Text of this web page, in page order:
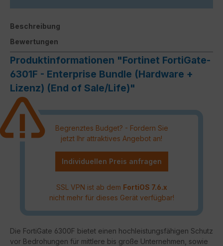
Beschreibung
Bewertungen
Produktinformationen "Fortinet FortiGate-
6301F - Enterprise Bundle (Hardware +
Lizenz) (End of Sale/Life)"
Begrenztes Budget? - Fordern Sie
jetzt Ihr attraktives Angebot an!
Individuellen Preis anfragen
SSL VPN ist ab dem FortiOS 7.6.x
nicht mehr für dieses Gerät verfügbar!
Die FortiGate 6300F bietet einen hochleistungsfähigen Schutz
vor Bedrohungen für mittlere bis große Unternehmen, sowie